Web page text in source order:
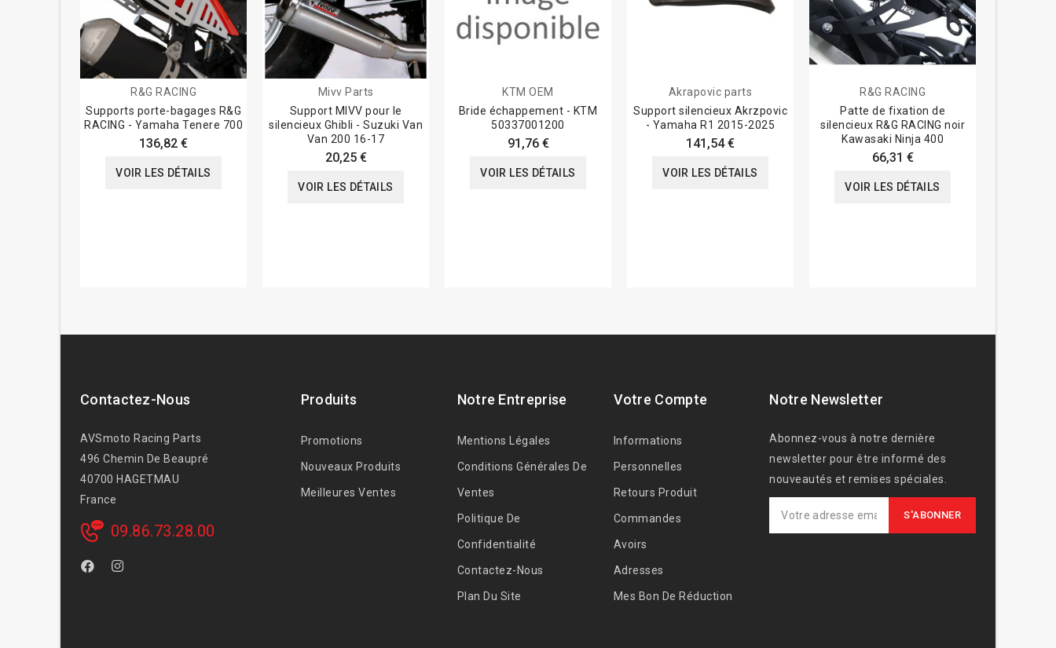
R&G RACING
Supports porte-bagages R&G
RACING - Yamaha Tenere 700
136,82 €
VOIR LES DÉTAILS
Mivv Parts
Support MIVV pour le
silencieux Ghibli - Suzuki Van
Van 200 16-17
20,25 €
VOIR LES DÉTAILS
KTM OEM
Bride échappement - KTM
50337001200
91,76 €
VOIR LES DÉTAILS
Akrapovic parts
Support silencieux Akrzpovic
- Yamaha R1 2015-2025
141,54 €
VOIR LES DÉTAILS
R&G RACING
Patte de fixation de
silencieux R&G RACING noir
Kawasaki Ninja 400
66,31 €
VOIR LES DÉTAILS
Contactez-Nous
AVSmoto Racing Parts
496 Chemin De Beaupré
40700 HAGETMAU
France
09.86.73.28.00
Produits
Promotions
Nouveaux Produits
Meilleures Ventes
Notre Entreprise
Mentions Légales
Conditions Générales De
Ventes
Politique De
Confidentialité
Contactez-Nous
Plan Du Site
Votre Compte
Informations
Personnelles
Retours Produit
Commandes
Avoirs
Adresses
Mes Bon De Réduction
Notre Newsletter
Abonnez-vous à notre dernière
newsletter pour être informé des
nouveautés et remises spéciales.